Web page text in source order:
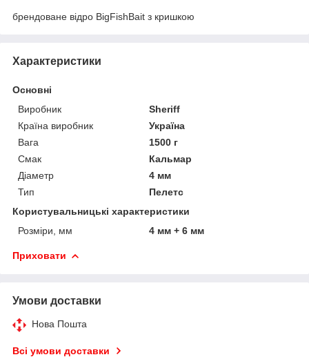
брендоване відро BigFishBait з кришкою
Характеристики
Основні
Виробник
Sheriff
Країна виробник
Україна
Вага
1500 г
Смак
Кальмар
Діаметр
4 мм
Тип
Пелетс
Користувальницькі характеристики
Розміри, мм
4 мм + 6 мм
Приховати
Умови доставки
Нова Пошта
Всі умови доставки